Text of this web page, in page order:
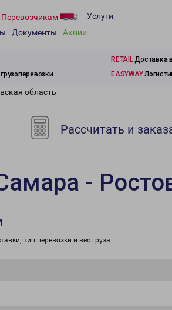
Перевозчикам
Услуги
Документы Акции
RETAILДоставка
EASYWAY
область
Рассчитать и
-
тип перевозки и вес груза.